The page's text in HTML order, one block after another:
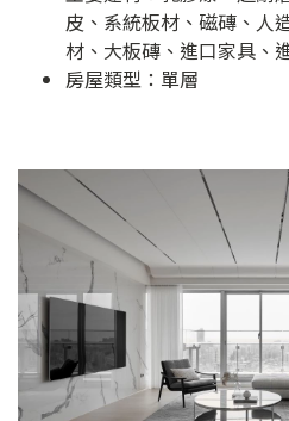
皮、系統板材、磁磚、人
材、大板磚、進口家具、
房屋類型：單層